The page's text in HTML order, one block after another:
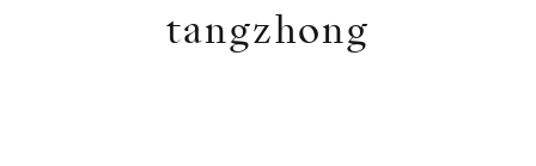
tangzhong